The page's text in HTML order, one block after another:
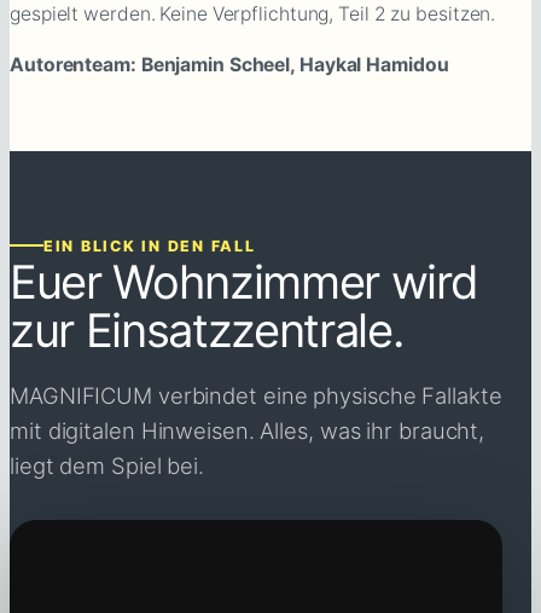
gespielt werden. Keine Verpflichtung, Teil 2 zu besitzen.
Autorenteam: Benjamin Scheel, Haykal Hamidou
EIN BLICK IN DEN FALL
Euer Wohnzimmer wird
zur Einsatzzentrale.
MAGNIFICUM verbindet eine physische Fallakte
mit digitalen Hinweisen. Alles, was ihr braucht,
liegt dem Spiel bei.